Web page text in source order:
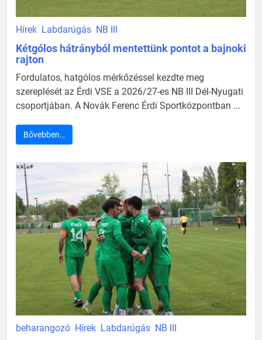
Hírek Labdarúgás NB III
Kétgólos hátrányból mentettünk pontot a bajnoki
rajton
Fordulatos, hatgólos mérkőzéssel kezdte meg
szereplését az Érdi VSE a 2026/27-es NB III Dél-Nyugati
csoportjában. A Novák Ferenc Érdi Sportközpontban ...
Bővebben…
beharangozó Hírek Labdarúgás NB III